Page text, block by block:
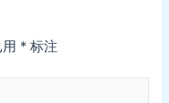
* 标注